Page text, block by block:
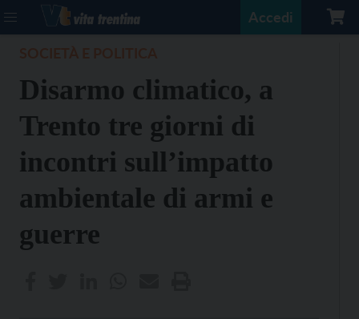
Accedi
Disarmo climatico, a
Trento tre giorni di
incontri sull’impatto
ambientale di armi e
guerre